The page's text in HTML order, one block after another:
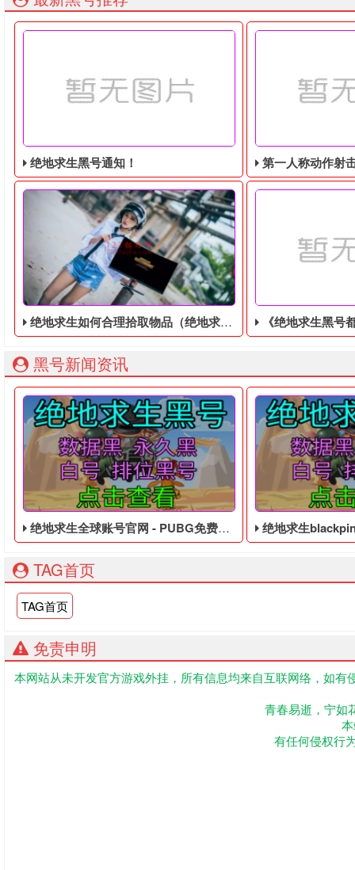
绝地求生黑号通知！
绝地求生黑号： 质保时间内找回换号！ 绝地求生白号： 四无
第一人称动作射击游戏《绝地
2036年，世界上
绝地求生如何合理拾取物品（绝地求生黑号）
为了赢得绝地求生黑号的最终胜利，必须合理搭配比赛设备
《绝地求生黑号都是走哪来的》新
《绝地求生黑号
黑号新闻资讯
绝地求生全球账号官网 - PUBG免费的永久黑号 绝地求生blackpink套装下
TAG首页
TAG首页
免责申明
本网站从未开发官方游戏外挂，所有信息均来自互联网络，如
青春易逝，宁如
有任何侵权行